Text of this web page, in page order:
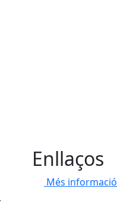
Enllaços
Més informació